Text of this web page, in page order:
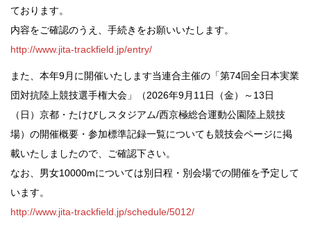
ております。
内容をご確認のうえ、手続きをお願いいたします。
http://www.jita-trackfield.jp/entry/
また、本年9月に開催いたします当連合主催の「第74回全日本実業
団対抗陸上競技選手権大会」（2026年9月11日（金）～13日
（日）京都・たけびしスタジアム/西京極総合運動公園陸上競技
場）の開催概要・参加標準記録一覧についても競技会ページに掲
載いたしましたので、ご確認下さい。
なお、男女10000mについては別日程・別会場での開催を予定して
います。
http://www.jita-trackfield.jp/schedule/5012/